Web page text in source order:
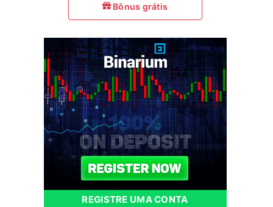
Bônus grátis
REGISTRE UMA CONTA